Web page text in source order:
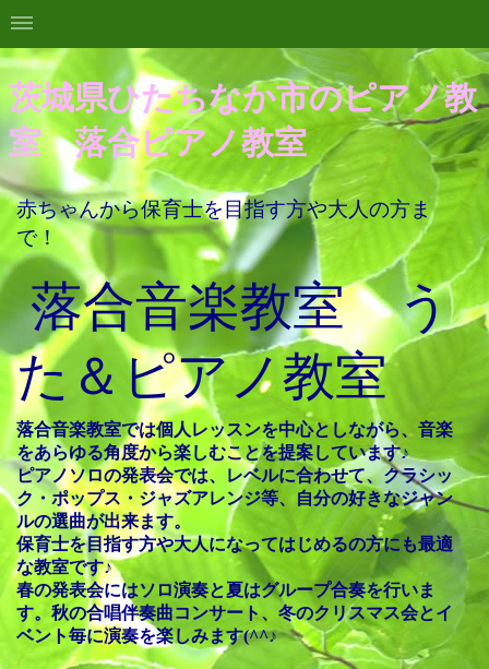
茨城県ひたちなか市のピアノ教
室 落合ピアノ教室
赤ちゃんから保育士を目指す方や大人の方ま
で！
落合音楽教室 う
た＆ピアノ教室
落合音楽教室では個人レッスンを中心としながら、音楽
をあらゆる角度から楽しむことを提案しています♪
ピアノソロの発表会では、レベルに合わせて、クラシッ
ク・ポップス・ジャズアレンジ等、
自分の好きなジャン
ルの選曲が出来ます。
保育士を目指す方や大人になってはじめるの方にも最適
な教室です♪
春の発表会にはソロ演奏と夏はグループ合奏を行いま
す。秋の合唱伴奏曲コンサート、冬のクリスマス会とイ
ベント毎に演奏を楽しみます(^^♪